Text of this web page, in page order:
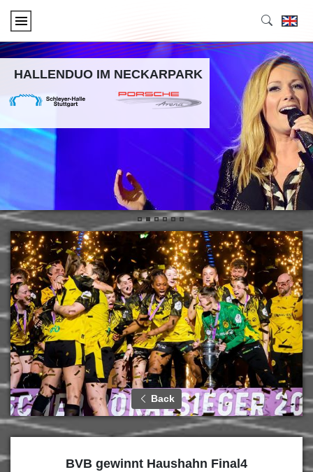
HALLENDUO IM NECKARPARK
• • • • • •
Back
BVB gewinnt Haushahn Final4